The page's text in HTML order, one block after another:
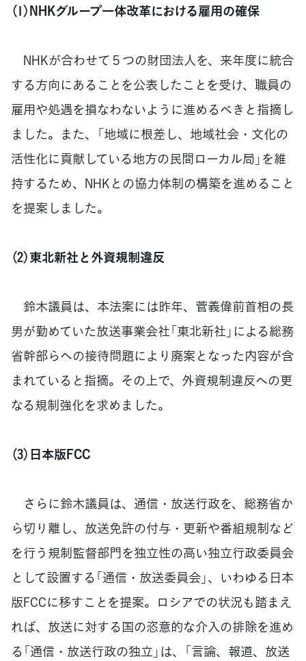
（1）NHKグループ一体改革における雇用の確保
NHKが合わせて５つの財団法人を、来年度に統合
する方向にあることを公表したことを受け、職員の
雇用や処遇を損なわないように進めるべきと指摘し
ました。また、「地域に根差し、地域社会・文化の
活性化に貢献している地方の民間ローカル局」を維
持するため、NHKとの協力体制の構築を進めること
を提案しました。
（2）東北新社と外資規制違反
鈴木議員は、本法案には昨年、菅義偉前首相の長
男が勤めていた放送事業会社「東北新社」による総務
省幹部らへの接待問題により廃案となった内容が含
まれていると指摘。その上で、外資規制違反への更
なる規制強化を求めました。
（3）日本版FCC
さらに鈴木議員は、通信・放送行政を、総務省か
ら切り離し、放送免許の付与・更新や番組規制など
を行う規制監督部門を独立性の高い独立行政委員会
として設置する「通信・放送委員会」、いわゆる日本
版FCCに移すことを提案。ロシアでの状況も踏まえ
れば、放送に対する国の恣意的な介入の排除を進め
る「通信・放送行政の独立」は、「言論、報道、放送